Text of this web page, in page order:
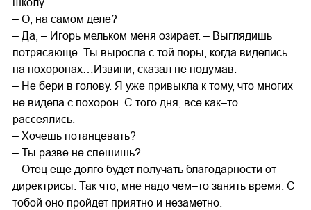
школу.
– О, на самом деле?
– Да, – Игорь мельком меня озирает. – Выглядишь
потрясающе. Ты выросла с той поры, когда виделись
на похоронах…Извини, сказал не подумав.
– Не бери в голову. Я уже привыкла к тому, что многих
не видела с похорон. С того дня, все как–то
рассеялись.
– Хочешь потанцевать?
– Ты разве не спешишь?
– Отец еще долго будет получать благодарности от
директрисы. Так что, мне надо чем–то занять время. С
тобой оно пройдет приятно и незаметно.